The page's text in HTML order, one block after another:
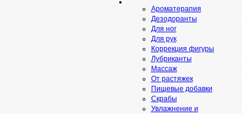
Ароматерапия
Дезодоранты
Для ног
Для рук
Коррекция фигуры
Лубриканты
Массаж
От растяжек
Пищевые добавки
Скрaбы
Увлажнение и